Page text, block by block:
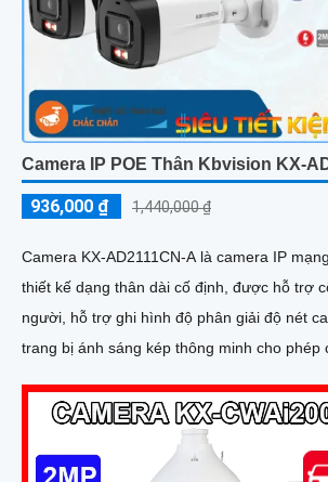
Camera IP POE Thân Kbvision KX-
936,000 ₫ 1,440,000 ₫
Camera KX-AD2111CN-A là camera IP
thiết kế dạng thân dài cố định, được hỗ trợ
người, hỗ trợ ghi hình độ phân giải độ nét
trang bị ánh sáng kép thông minh cho phép
bảo vệ an ninh ban đêm một cách linh hoạt